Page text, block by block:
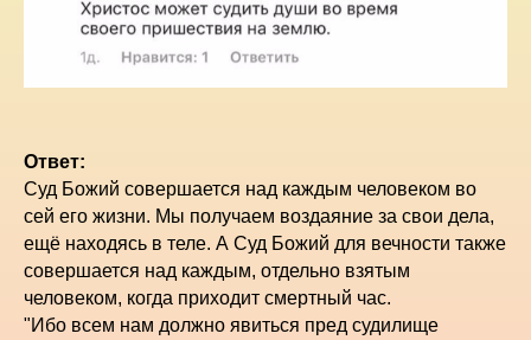
Ответ:
Суд Божий совершается над каждым человеком во
сей его жизни. Мы получаем воздаяние за свои дела,
ещё находясь в теле. А Суд Божий для вечности также
совершается над каждым, отдельно взятым
человеком, когда приходит смертный час.
"Ибо всем нам должно явиться пред судилище